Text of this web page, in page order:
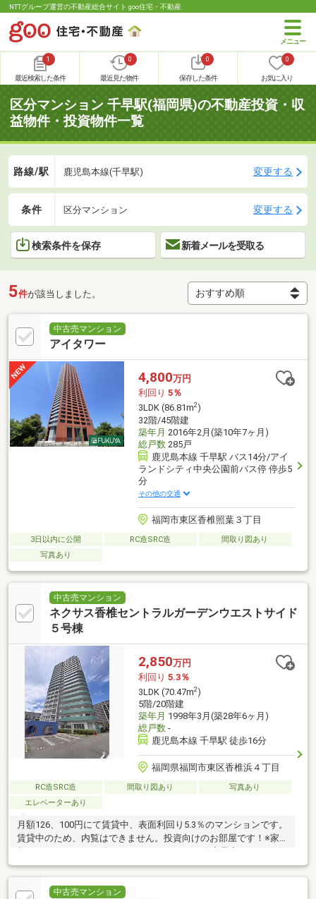
NTTグループ運営の不動産総合サイト goo住宅・不動産
1
最近検索した条件
0
最近見た物件
0
保存した条件
0
お気に入り
区分マンション 千早駅(福岡県)の不動産投資・収
益物件・投資物件一覧
路線/駅 鹿児島本線(千早駅) 変更する
条件 区分マンション 変更する
検索条件を保存 新着メールを受取る
5件が該当しました。
中古売マンション
アイタワー
4,800万円
利回り 5％
3LDK (86.81m2)
32階/45階建
築年月 2016年2月(築10年7ヶ月)
総戸数285戸
鹿児島本線 千早駅 バス14分/アイ
ランドシティ中央公園前バス停 停歩5
分
その他の交通
福岡市東区香椎照葉３丁目
3日以内に公開 RC造SRC造
間取り図あり
写真あり
中古売マンション
ネクサス香椎セントラルガーデンウエストサイド
５号棟
2,850万円
利回り 5.3％
3LDK (70.47m2)
5階/20階建
築年月 1998年3月(築28年6ヶ月)
総戸数-
鹿児島本線 千早駅 徒歩16分
福岡県福岡市東区香椎浜４丁目
RC造SRC造 間取り図あり
写真あり
エレベーターあり
月額126、100円にて賃貸中、表面利回り5.3％のマンションです。
賃貸中のため、内覧はできません。投資向けのお部屋です！※家
中古売マンション